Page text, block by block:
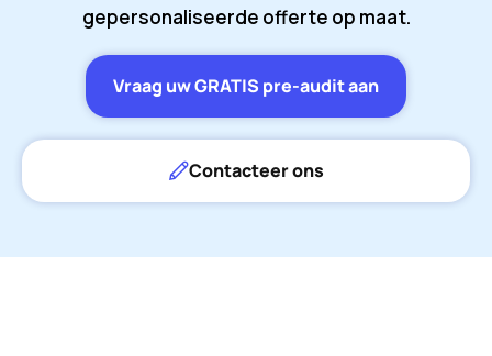
gepersonaliseerde offerte op maat.
Vraag uw GRATIS pre-audit aan
Contacteer ons